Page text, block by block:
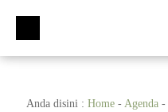
Kompetensi Keahlian
Anda disini : Home- Agenda-